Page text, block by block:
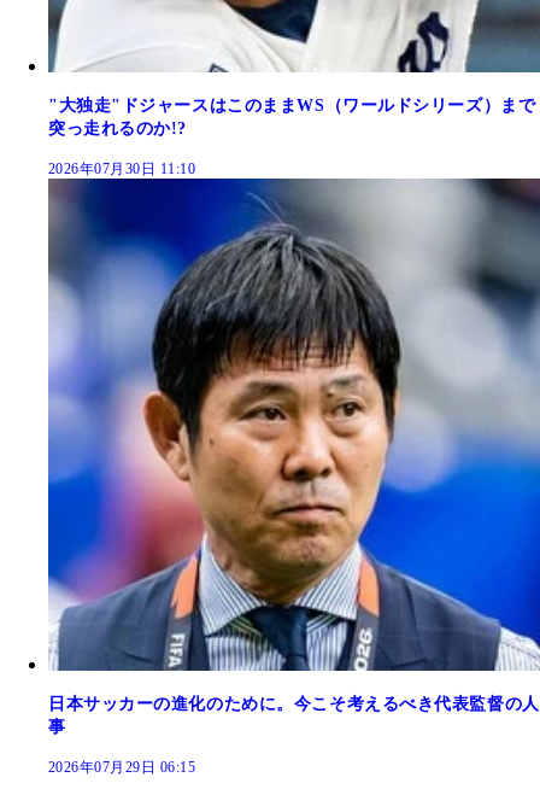
"大独走"ドジャースはこのままWS（ワールドシリーズ）まで
突っ走れるのか!?
2026年07月30日 11:10
日本サッカーの進化のために。今こそ考えるべき代表監督の人
事
2026年07月29日 06:15